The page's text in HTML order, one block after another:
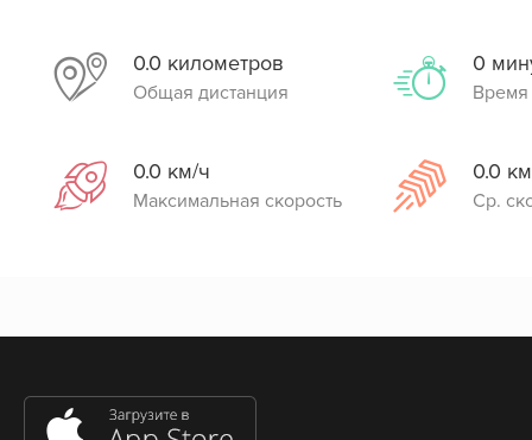
0.0 километров
Общая дистанция
0
0.0 км/ч
Максимальная скорость
0.0
Ср.